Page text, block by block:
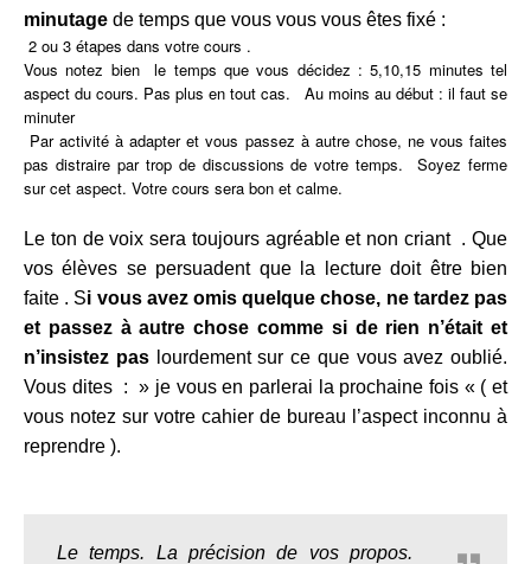
minutage de temps que vous vous vous êtes fixé :
2 ou 3 étapes dans votre cours .
Vous notez bien le temps que vous décidez : 5,10,15 minutes tel
aspect du cours. Pas plus en tout cas. Au moins au début : il faut se
minuter
Par activité à adapter et vous passez à autre chose, ne vous faites
pas distraire par trop de discussions de votre temps. Soyez ferme
sur cet aspect. Votre cours sera bon et calme.
Le ton de voix sera toujours agréable et non criant . Que
vos élèves se persuadent que la lecture doit être bien
faite . Si vous avez omis quelque chose, ne tardez pas
et passez à autre chose comme si de rien n’était et
n’insistez paslourdement sur ce que vous avez oublié.
Vous dites : » je vous en parlerai la prochaine fois « ( et
vous notez sur votre cahier de bureau l’aspect inconnu à
reprendre ).
Le temps. La précision de vos propos.